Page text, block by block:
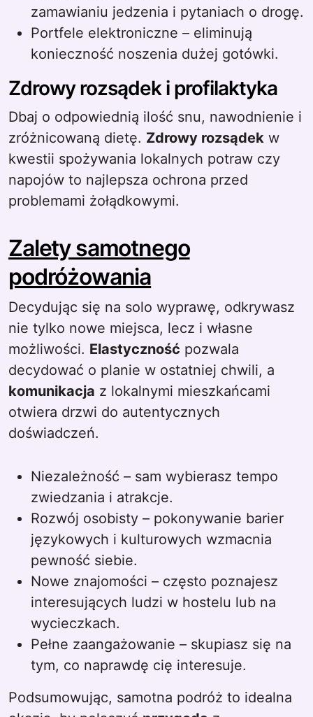
zamawianiu jedzenia i pytaniach o drogę.
Portfele elektroniczne – eliminują
konieczność noszenia dużej gotówki.
Zdrowy rozsądek i profilaktyka
Dbaj o odpowiednią ilość snu, nawodnienie i
zróżnicowaną dietę. Zdrowy rozsądek w
kwestii spożywania lokalnych potraw czy
napojów to najlepsza ochrona przed
problemami żołądkowymi.
Zalety samotnego
podróżowania
Decydując się na solo wyprawę, odkrywasz
nie tylko nowe miejsca, lecz i własne
możliwości. Elastyczność pozwala
decydować o planie w ostatniej chwili, a
komunikacja z lokalnymi mieszkańcami
otwiera drzwi do autentycznych
doświadczeń.
Niezależność – sam wybierasz tempo
zwiedzania i atrakcje.
Rozwój osobisty – pokonywanie barier
językowych i kulturowych wzmacnia
pewność siebie.
Nowe znajomości – często poznajesz
interesujących ludzi w hostelu lub na
wycieczkach.
Pełne zaangażowanie – skupiasz się na
tym, co naprawdę cię interesuje.
Podsumowując, samotna podróż to idealna